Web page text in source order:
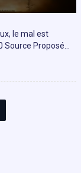
le mal est
Proposé…